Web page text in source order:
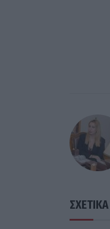
ΣΧΕΤΙΚΑ